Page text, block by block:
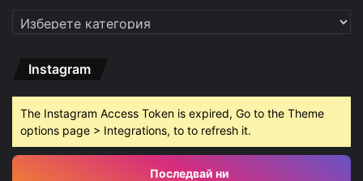
Категории
Instagram
The Instagram Access Token is expired, Go to the Theme
options page > Integrations, to to refresh it.
Последвай ни